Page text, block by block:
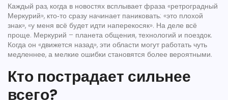
Каждый раз, когда в новостях всплывает фраза «ретроградный
Меркурий», кто‑то сразу начинает паниковать: «это плохой
знак», «у меня всё будет идти наперекосяк». На деле всё
проще. Меркурий – планета общения, технологий и поездок.
Когда он «движется назад», эти области могут работать чуть
медленнее, а мелкие ошибки становятся более вероятными.
Кто пострадает сильнее
всего?